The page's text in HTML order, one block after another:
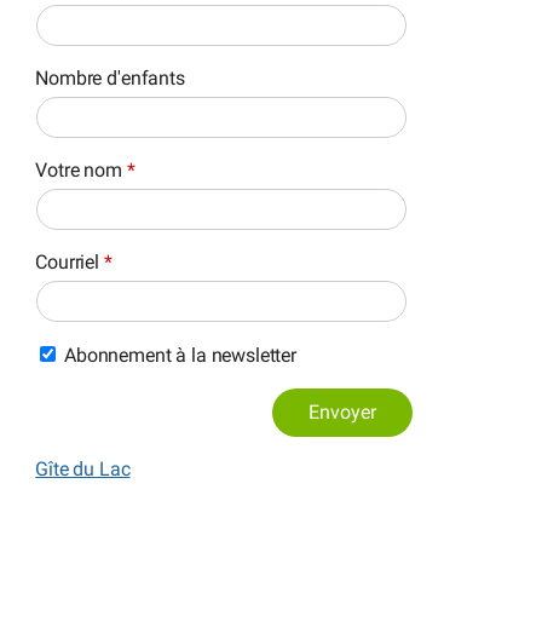
Nombre d'enfants
Votre nom *
Courriel *
Abonnement à la newsletter
Envoyer
Gîte du Lac